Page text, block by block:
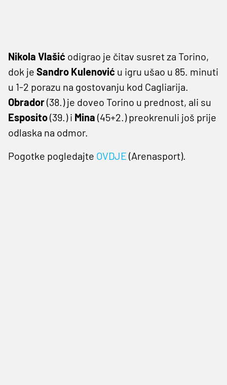
Nikola Vlašić odigrao je čitav susret za Torino,
dok je Sandro Kulenović u igru ušao u 85. minuti
u 1-2 porazu na gostovanju kod Cagliarija.
Obrador(38.) je doveo Torino u prednost, ali su
Esposito(39.) i Mina (45+2.) preokrenuli još prije
odlaska na odmor.
Pogotke pogledajte OVDJE (Arenasport).